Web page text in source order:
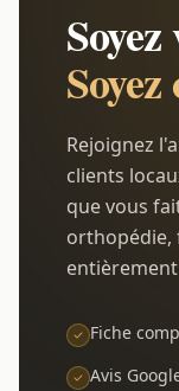
Rejoignez
clients
que vous
orthopédie,
Fiche
Avis